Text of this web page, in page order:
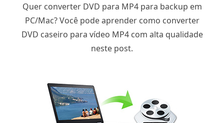
Quer converter DVD para MP4 para backup em
PC/Mac? Você pode aprender como converter
DVD caseiro para vídeo MP4 com alta qualidade
neste post.